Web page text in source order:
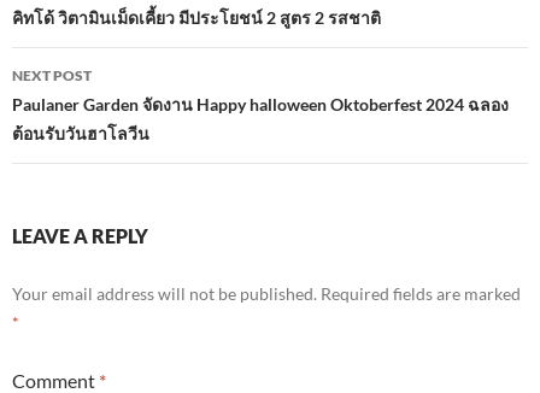
navigation
คิทโด้ วิตามินเม็ดเคี้ยว มีประโยชน์ 2 สูตร 2 รสชาติ
NEXT POST
Paulaner Garden จัดงาน Happy halloween Oktoberfest 2024 ฉลอง
ต้อนรับวันฮาโลวีน
LEAVE A REPLY
Your email address will not be published. Required fields are marked
*
Comment *